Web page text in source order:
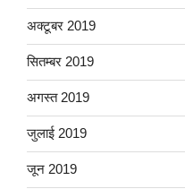
अक्टूबर 2019
सितम्बर 2019
अगस्त 2019
जुलाई 2019
जून 2019